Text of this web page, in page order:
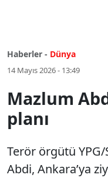
Haberler - Dünya
14 Mayıs 2026 - 13:49
Mazlum
planı
Terör örgütü YPG/
Abdi, Ankara’ya